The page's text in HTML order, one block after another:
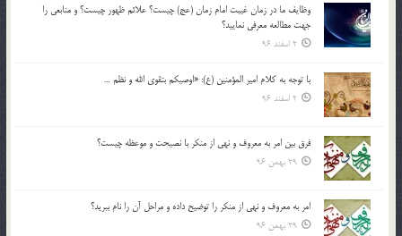
وظايف ما در زمان غيبت امام زمان (عج) چيست؟ علائم ظهور چيست؟ و منابعي را
جهت مطالعه معرفي نماييد؟
2 اسفند 96
با توجه به كلام امير المؤمنين (ع): «اوصيكم بتقوي الله و نظم …
2 اسفند 96
فرق بين امر به معروف و نهي از منكر با نصيحت و موعظه چيست؟
29 بهمن 96
امر به معروف و نهي از منكر را توضيح داده و مراحل آن را نام ببريد؟
29 بهمن 96